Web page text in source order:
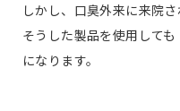
しかし、口臭外来に来院
そうした製品を使用して
になります。